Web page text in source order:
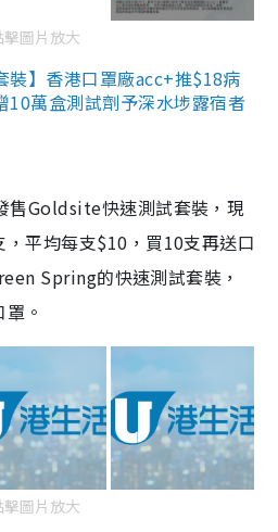
擊圖片放大
裝】香港口罩廠acc+推$18病
10萬盒測試劑予深水埗露宿者
售Goldsite快速測試套裝，現
平均每支$10，買10支再送口
Spring的快速測試套裝，
。
擊圖片放大